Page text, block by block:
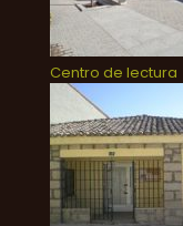
Centro de lectura